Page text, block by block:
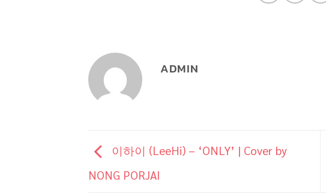
ADMIN
이하이 (LeeHi) – ‘ONLY’ | Cover by
NONG PORJAI